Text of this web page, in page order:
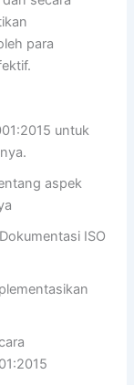
para
untuk
aspek
ISO